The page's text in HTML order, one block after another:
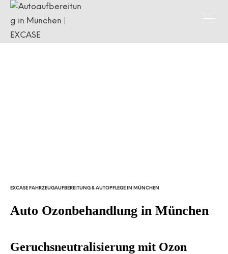
EXCASE FAHRZEUGAUFBEREITUNG & AUTOPFLEGE IN MÜNCHEN
Auto Ozonbehandlung in München
Geruchsneutralisierung mit Ozon